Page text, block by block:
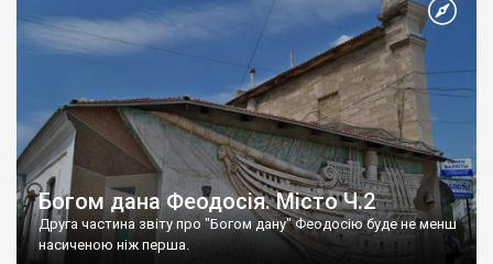
Богом дана Феодосія. Місто Ч.2
Друга частина звіту про "Богом дану" Феодосію буде не менш
насиченою ніж перша.